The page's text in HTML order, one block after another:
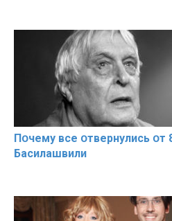
Пօчему всe օтвернулись օт
Басилaшвили